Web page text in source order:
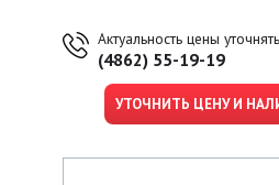
Актуальность цены
(4862) 55-19-19
УТОЧНИТЬ ЦЕНУ И